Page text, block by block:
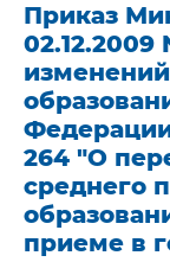
Приказ
02.12.2009
Федерации
264 "О
среднего
приеме в